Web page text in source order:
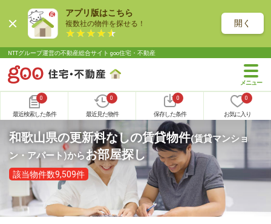
アプリ版はこちら
複数社の物件を探せる！ 開く
NTTグループ運営の不動産総合サイト goo住宅・不動産
0
最近検索した条件
0
最近見た物件
0
保存した条件
0
お気に入り
和歌山県の更新料なしの賃貸物件(賃貸マンショ
ン・アパート)からお部屋探し
該当物件数9,509件